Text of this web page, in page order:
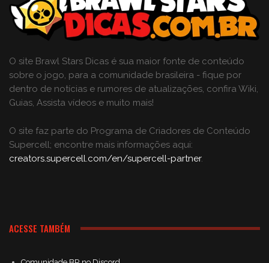
O site Brawl Stars Dicas é sua maior fonte de conteúdo
sobre o jogo, para a comunidade brasileira - fique por
dentro de notícias e rumores de atualizações, confira Wiki,
Guias, Assista vídeos e muito mais!
O site faz parte do Programa de Criadores de Conteúdo
Supercell; encontre mais informações aqui:
creators.supercell.com/en/supercell-partner.
ACESSE TAMBÉM